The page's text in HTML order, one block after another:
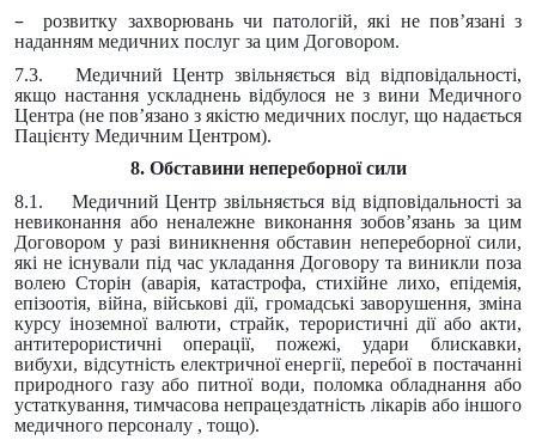
–розвитку захворювань чи патологій, які не пов’язані з
наданням медичних послуг за цим Договором.
7.3. Медичний Центр звільняється від відповідальності,
якщо настання ускладнень відбулося не з вини Медичного
Центра (не пов’язано з якістю медичних послуг, що надається
Пацієнту Медичним Центром).
8. Обставини непереборної сили
8.1. Медичний Центр звільняється від відповідальності за
невиконання або неналежне виконання зобов’язань за цим
Договором у разі виникнення обставин непереборної сили,
які не існували під час укладання Договору та виникли поза
волею Сторін (аварія, катастрофа, стихійне лихо, епідемія,
епізоотія, війна, військові дії, громадські заворушення, зміна
курсу іноземної валюти, страйк, терористичні дії або акти,
антитерористичні операції, пожежі, удари блискавки,
вибухи, відсутність електричної енергії, перебої в постачанні
природного газу або питної води, поломка обладнання або
устаткування, тимчасова непрацездатність лікарів або іншого
медичного персоналу , тощо).